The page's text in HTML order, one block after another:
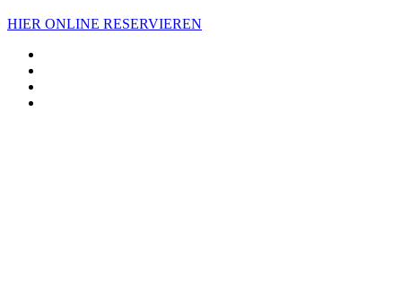
HIER ONLINE RESERVIEREN